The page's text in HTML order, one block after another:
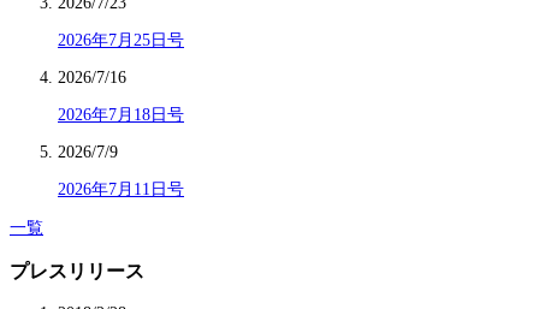
2026年7月25日号
2026/7/16
2026年7月18日号
2026/7/9
2026年7月11日号
一覧
プレスリリース